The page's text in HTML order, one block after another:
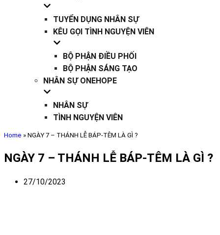
TUYỂN DỤNG NHÂN SỰ
KÊU GỌI TÌNH NGUYỆN VIÊN
BỘ PHẬN ĐIỀU PHỐI
BỘ PHẬN SÁNG TẠO
NHÂN SỰ ONEHOPE
NHÂN SỰ
TÌNH NGUYỆN VIÊN
Home » NGÀY 7 – THÁNH LỄ BÁP-TÊM LÀ GÌ ?
NGÀY 7 – THÁNH LỄ BÁP-TÊM LÀ GÌ ?
27/10/2023